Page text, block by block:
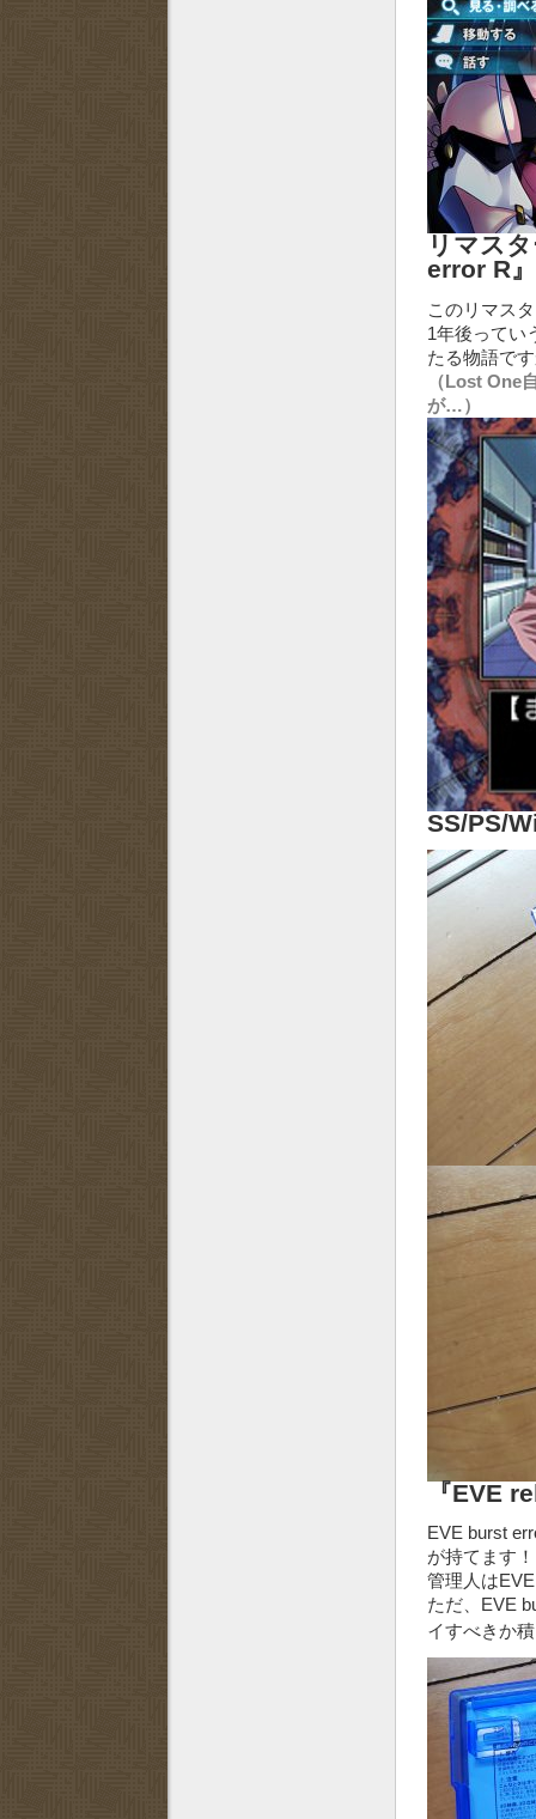
リマス
error R』
このリマス
1年後ってい
たる物語で
（Lost One
が…）
SS/PS/
『EVE
EVE burst
が持てます
管理人は
ただ、EVE
イすべきか